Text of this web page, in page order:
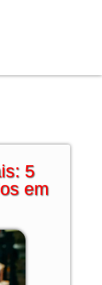
5
em